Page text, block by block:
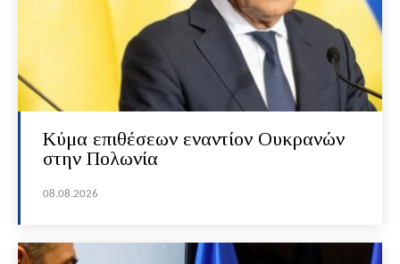
Κύμα επιθέσεων εναντίον Ουκρανών
στην Πολωνία
08.08.2026